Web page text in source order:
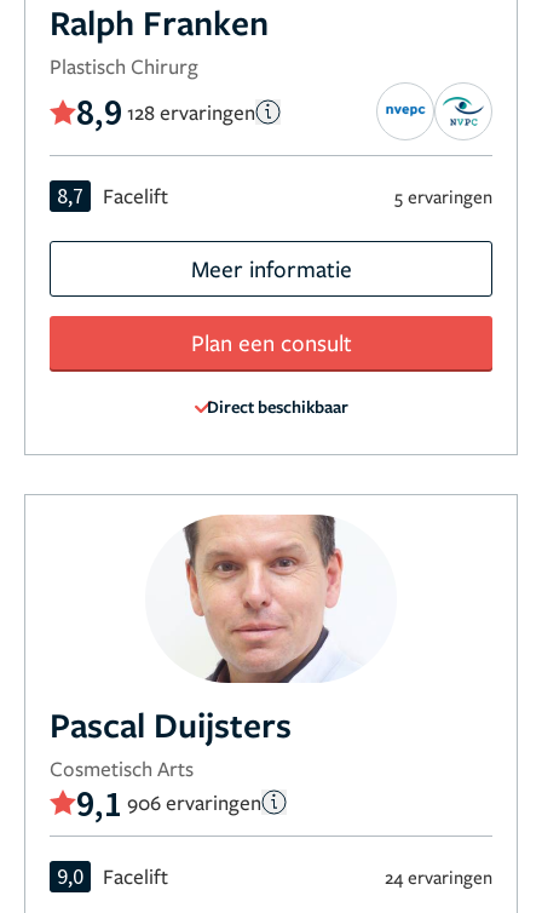
Ralph Franken
Plastisch Chirurg
8,9 128 ervaringen
8,7 Facelift 5 ervaringen
Meer informatie
Plan een consult
Direct beschikbaar
Pascal Duijsters
Cosmetisch Arts
9,1 906 ervaringen
9,0 Facelift 24 ervaringen